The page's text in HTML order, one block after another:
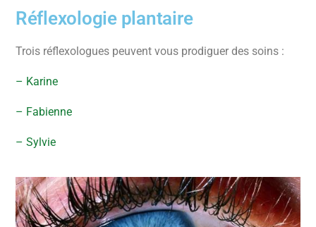
Réflexologie plantaire
Trois réflexologues peuvent vous prodiguer des soins :
– Karine
– Fabienne
– Sylvie